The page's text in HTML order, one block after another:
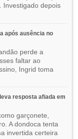
Investigado depois
após ausência no
perde a
faltar ao
Ingrid toma
resposta afiada em
garçonete,
A dondoca tenta
invertida certeira